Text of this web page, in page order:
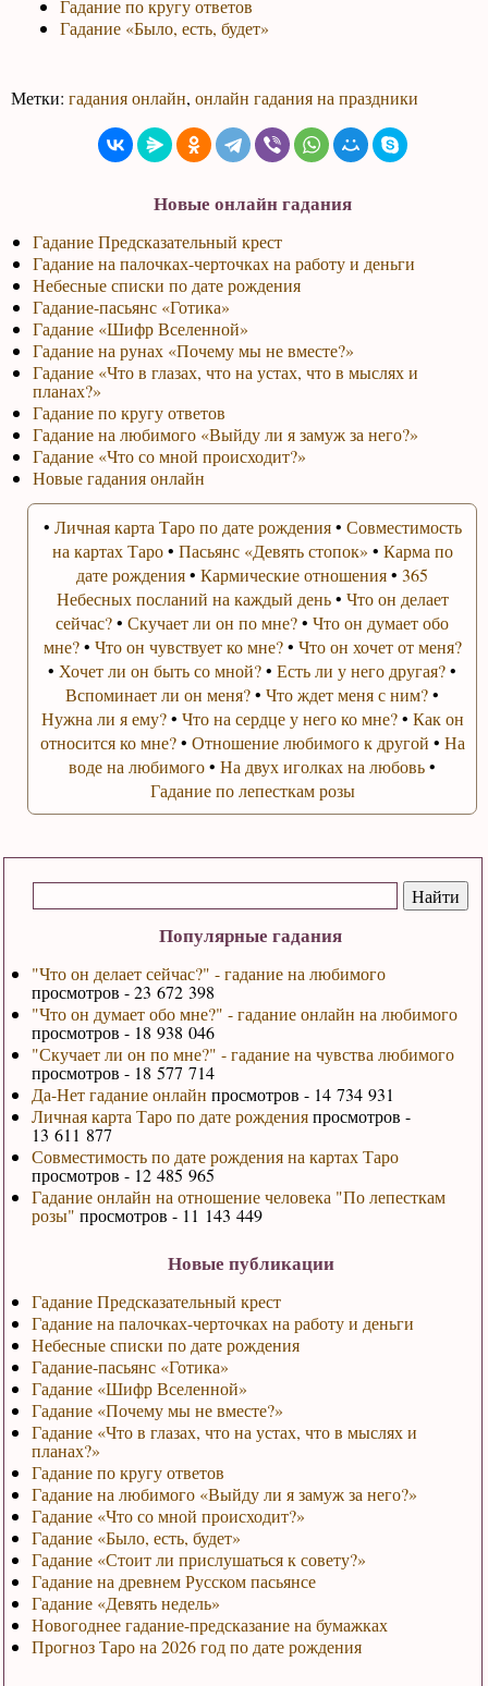
Популярные гадания
"Что он делает сейчас?" - гадание на любимого
просмотров - 23 672 398
"Что он думает обо мне?" - гадание онлайн на любимого
просмотров - 18 938 046
"Скучает ли он по мне?" - гадание на чувства любимого
просмотров - 18 577 714
Да-Нет гадание онлайн просмотров - 14 734 931
Личная карта Таро по дате рожденияпросмотров -
13 611 877
Совместимость по дате рождения на картах Таро
просмотров - 12 485 965
Гадание онлайн на отношение человека "По лепесткам
розы" просмотров - 11 143 449
Новые публикации
Гадание Предсказательный крест
Гадание на палочках-черточках на работу и деньги
Небесные списки по дате рождения
Гадание-пасьянс «Готика»
Гадание «Шифр Вселенной»
Гадание «Почему мы не вместе?»
Гадание «Что в глазах, что на устах, что в мыслях и
планах?»
Гадание по кругу ответов
Гадание на любимого «Выйду ли я замуж за него?»
Гадание «Что со мной происходит?»
Гадание «Было, есть, будет»
Гадание «Стоит ли прислушаться к совету?»
Гадание на древнем Русском пасьянсе
Гадание «Девять недель»
Новогоднее гадание-предсказание на бумажках
Прогноз Таро на 2026 год по дате рождения
Гадание по кругу ответов
Гадание «Было, есть, будет»
Метки:гадания онлайн,онлайн гадания на праздники
Новые онлайн гадания
Гадание Предсказательный крест
Гадание на палочках-черточках на работу и деньги
Небесные списки по дате рождения
Гадание-пасьянс «Готика»
Гадание «Шифр Вселенной»
Гадание на рунах «Почему мы не вместе?»
Гадание «Что в глазах, что на устах, что в мыслях и
планах?»
Гадание по кругу ответов
Гадание на любимого «Выйду ли я замуж за него?»
Гадание «Что со мной происходит?»
Новые гадания онлайн
• Личная карта Таро по дате рождения• Совместимость
на картах Таро• Пасьянс «Девять стопок» • Карма по
дате рождения•Кармические отношения•365
Небесных посланий на каждый день• Что он делает
сейчас?•Скучает ли он по мне?•Что он думает обо
мне?• Что он чувствует ко мне?• Что он хочет от меня?
• Хочет ли он быть со мной?•Есть ли у него другая?•
Вспоминает ли он меня?•Что ждет меня с ним?•
Нужна ли я ему?• Что на сердце у него ко мне?• Как он
относится ко мне?• Отношение любимого к другой • На
воде на любимого•На двух иголках на любовь•
Гадание по лепесткам розы